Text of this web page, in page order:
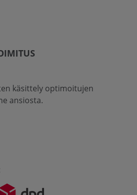
käsittely optimoitujen
ansiosta.